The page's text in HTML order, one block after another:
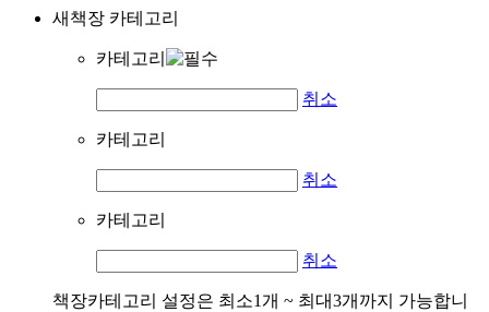
새책장 카테고리
카테고리
취소
카테고리
취소
카테고리
취소
책장카테고리 설정은 최소1개 ~ 최대3개까지 가능합니